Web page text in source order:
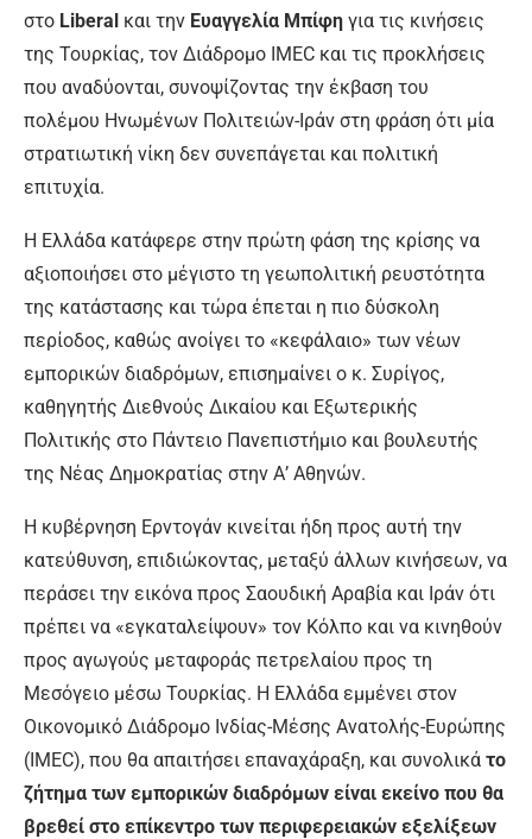
στο Liberal και την Ευαγγελία Μπίφη για τις κινήσεις
της Τουρκίας, τον Διάδρομο IMEC και τις προκλήσεις
που αναδύονται, συνοψίζοντας την έκβαση του
πολέμου Ηνωμένων Πολιτειών-Ιράν στη φράση ότι μία
στρατιωτική νίκη δεν συνεπάγεται και πολιτική
επιτυχία.
Η Ελλάδα κατάφερε στην πρώτη φάση της κρίσης να
αξιοποιήσει στο μέγιστο τη γεωπολιτική ρευστότητα
της κατάστασης και τώρα έπεται η πιο δύσκολη
περίοδος, καθώς ανοίγει το «κεφάλαιο» των νέων
εμπορικών διαδρόμων, επισημαίνει ο κ. Συρίγος,
καθηγητής Διεθνούς Δικαίου και Εξωτερικής
Πολιτικής στο Πάντειο Πανεπιστήμιο και βουλευτής
της Νέας Δημοκρατίας στην Α’ Αθηνών.
Η κυβέρνηση Ερντογάν κινείται ήδη προς αυτή την
κατεύθυνση, επιδιώκοντας, μεταξύ άλλων κινήσεων, να
περάσει την εικόνα προς Σαουδική Αραβία και Ιράν ότι
πρέπει να «εγκαταλείψουν» τον Κόλπο και να κινηθούν
προς αγωγούς μεταφοράς πετρελαίου προς τη
Μεσόγειο μέσω Τουρκίας. Η Ελλάδα εμμένει στον
Οικονομικό Διάδρομο Ινδίας-Μέσης Ανατολής-Ευρώπης
(ΙMEC), που θα απαιτήσει επαναχάραξη, και συνολικά το
ζήτημα των εμπορικών διαδρόμων είναι εκείνο που θα
βρεθεί στο επίκεντρο των περιφερειακών εξελίξεων